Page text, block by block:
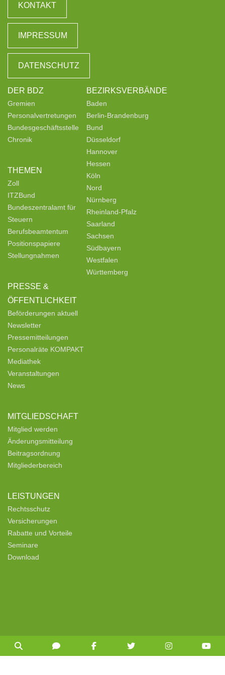
KONTAKT
IMPRESSUM
DATENSCHUTZ
DER BDZ
Gremien
Personalvertretungen
Bundesgeschäftsstelle
Chronik
THEMEN
Zoll
ITZBund
Bundeszentralamt für
Steuern
Berufsbeamtentum
Positionspapiere
Stellungnahmen
PRESSE &
ÖFFENTLICHKEIT
Beförderungen aktuell
Newsletter
Pressemitteilungen
Personalräte KOMPAKT
Mediathek
Veranstaltungen
News
MITGLIEDSCHAFT
Mitglied werden
Änderungsmitteilung
Beitragsordnung
Mitgliederbereich
LEISTUNGEN
Rechtsschutz
Versicherungen
Rabatte und Vorteile
Seminare
Download
BEZIRKSVERBÄNDE
Baden
Berlin-Brandenburg
Bund
Düsseldorf
Hannover
Hessen
Köln
Nord
Nürnberg
Rheinland-Pfalz
Saarland
Sachsen
Südbayern
Westfalen
Württemberg